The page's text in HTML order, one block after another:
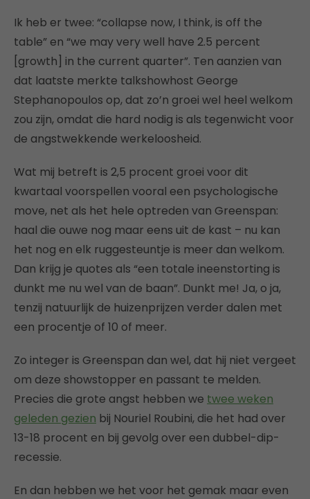
Ik heb er twee: “collapse now, I think, is off the
table” en “we may very well have 2.5 percent
[growth] in the current quarter”. Ten aanzien van
dat laatste merkte talkshowhost George
Stephanopoulos op, dat zo’n groei wel heel welkom
zou zijn, omdat die hard nodig is als tegenwicht voor
de angstwekkende werkeloosheid.
Wat mij betreft is 2,5 procent groei voor dit
kwartaal voorspellen vooral een psychologische
move, net als het hele optreden van Greenspan:
haal die ouwe nog maar eens uit de kast – nu kan
het nog en elk ruggesteuntje is meer dan welkom.
Dan krijg je quotes als “een totale ineenstorting is
dunkt me nu wel van de baan”. Dunkt me! Ja, o ja,
tenzij natuurlijk de huizenprijzen verder dalen met
een procentje of 10 of meer.
Zo integer is Greenspan dan wel, dat hij niet vergeet
om deze showstopper en passant te melden.
Precies die grote angst hebben we twee weken
geleden gezien bij Nouriel Roubini, die het had over
13-18 procent en bij gevolg over een dubbel-dip-
recessie.
En dan hebben we het voor het gemak maar even